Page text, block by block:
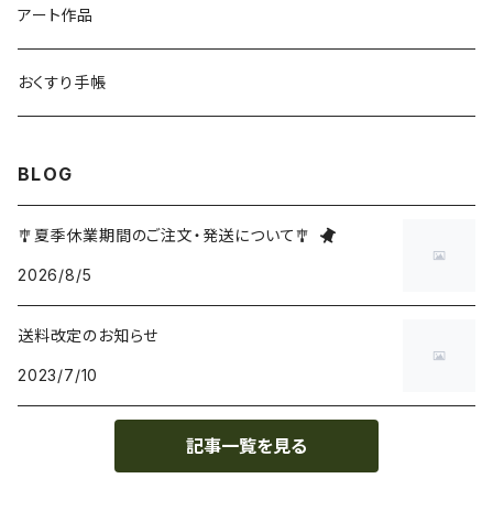
アート作品
おくすり手帳
BLOG
🎐夏季休業期間のご注文・発送について🎐
2026/8/5
送料改定のお知らせ
2023/7/10
記事一覧を見る